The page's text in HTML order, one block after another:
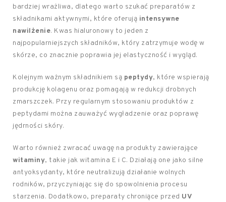
bardziej wrażliwa, dlatego warto szukać preparatów z
składnikami aktywnymi, które oferują intensywne
nawilżenie. Kwas hialuronowy to jeden z
najpopularniejszych składników, który zatrzymuje wodę w
skórze, co znacznie poprawia jej elastyczność i wygląd.
Kolejnym ważnym składnikiem są peptydy, które wspierają
produkcję kolagenu oraz pomagają w redukcji drobnych
zmarszczek. Przy regularnym stosowaniu produktów z
peptydami można zauważyć wygładzenie oraz poprawę
jędrności skóry.
Warto również zwracać uwagę na produkty zawierające
witaminy, takie jak witamina E i C. Działają one jako silne
antyoksydanty, które neutralizują działanie wolnych
rodników, przyczyniając się do spowolnienia procesu
starzenia. Dodatkowo, preparaty chroniące przed UV